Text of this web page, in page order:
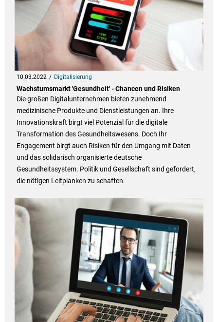
10.03.2022 Digitalisierung
Wachstumsmarkt 'Gesundheit' - Chancen und Risiken
Die großen Digitalunternehmen bieten zunehmend
medizinische Produkte und Dienstleistungen an. Ihre
Innovationskraft birgt viel Potenzial für die digitale
Transformation des Gesundheitswesens. Doch Ihr
Engagement birgt auch Risiken für den Umgang mit Daten
und das solidarisch organisierte deutsche
Gesundheitssystem. Politik und Gesellschaft sind gefordert,
die nötigen Leitplanken zu schaffen.